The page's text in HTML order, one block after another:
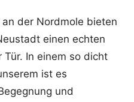
der Nordmole bieten
einen echten
In einem so dicht
ist es
und